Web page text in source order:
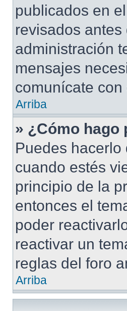
publicados en
revisados
administración
mensajes
comunícate
Arriba
» ¿Cómo hago
Puedes
cuando estés
principio de la
entonces el
poder
reactivar un
reglas del foro
Arriba